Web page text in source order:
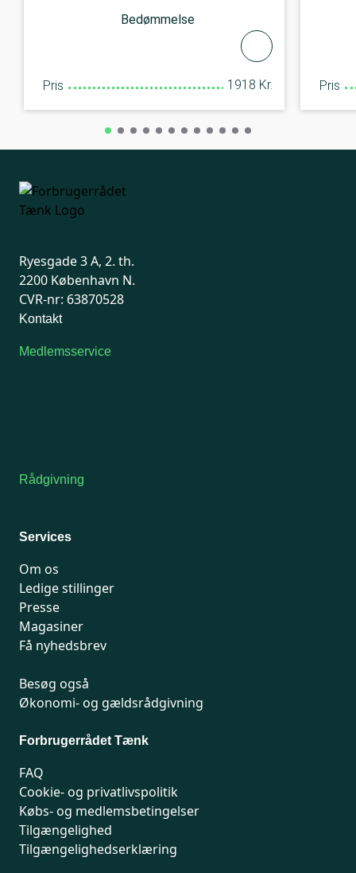
Bedømmelse
Pris 1918 Kr. Pris
Ryesgade 3 A, 2. th.
2200 København N.
CVR-nr: 63870528
Kontakt
Medlemsservice
Rådgivning
Services
Om os
Ledige stillinger
Presse
Magasiner
Få nyhedsbrev
Besøg også
Økonomi- og gældsrådgivning
Forbrugerrådet Tænk
FAQ
Cookie- og privatlivspolitik
Købs- og medlemsbetingelser
Tilgængelighed
Tilgængelighedserklæring